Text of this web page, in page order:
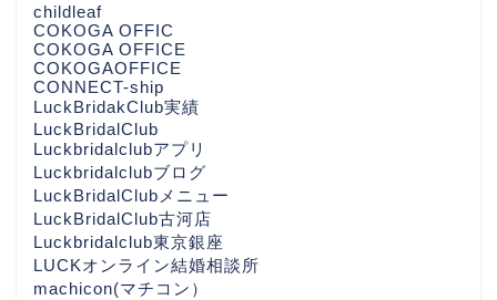
childleaf
COKOGA OFFIC
COKOGA OFFICE
COKOGAOFFICE
CONNECT-ship
LuckBridakClub実績
LuckBridalClub
Luckbridalclubアプリ
Luckbridalclubブログ
LuckBridalClubメニュー
LuckBridalClub古河店
Luckbridalclub東京銀座
LUCKオンライン結婚相談所
machicon(マチコン）